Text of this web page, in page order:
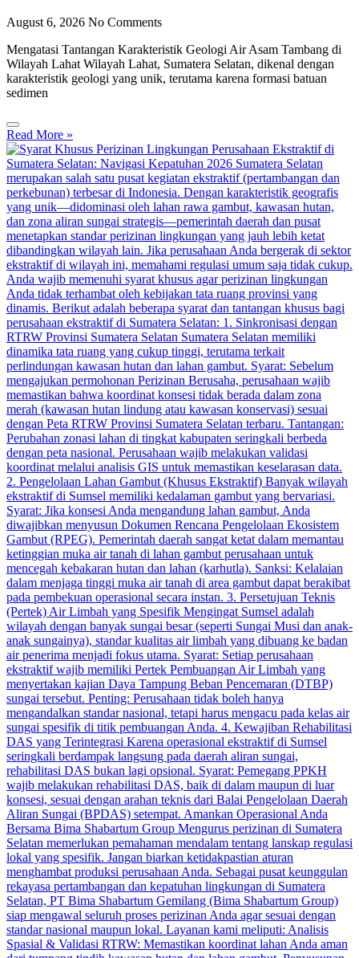
August 6, 2026 No Comments
Mengatasi Tantangan Karakteristik Geologi Air Asam Tambang di
Wilayah Lahat Wilayah Lahat, Sumatera Selatan, dikenal dengan
karakteristik geologi yang unik, terutama karena formasi batuan
sedimen
Read More »